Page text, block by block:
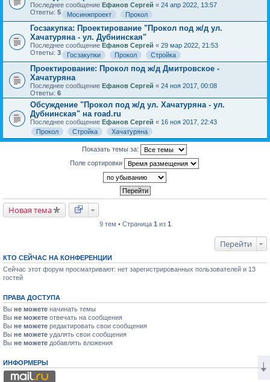
Последнее сообщение Ефанов Сергей « 24 апр 2022, 13:57
Ответы: 5 Мосинжпроект Прокол
Госзакупка: Проектирование "Прокол под ж/д ул.
Хачатуряна - ул. Дубнинская"
Последнее сообщение Ефанов Сергей « 29 мар 2022, 21:53
Ответы: 3 Госзакупки Прокол Стройка
Проектирование: Прокол под ж/д Дмитровское -
Хачатуряна
Последнее сообщение Ефанов Сергей « 24 ноя 2017, 00:08
Ответы: 6
Обсуждение "Прокол под ж/д ул. Хачатуряна - ул.
Дубнинская" на road.ru
Последнее сообщение Ефанов Сергей « 16 ноя 2017, 22:43
Прокол
Стройка Хачатуряна
Показать темы за:
Поле сортировки
Новая тема
9 тем • Страница 1 из 1
Перейти
КТО СЕЙЧАС НА КОНФЕРЕНЦИИ
Сейчас этот форум просматривают: нет зарегистрированных пользователей и 13
гостей
ПРАВА ДОСТУПА
Вы не можете начинать темы
Вы не можете отвечать на сообщения
Вы не можете редактировать свои сообщения
Вы не можете удалять свои сообщения
Вы не можете добавлять вложения
ИНФОРМЕРЫ